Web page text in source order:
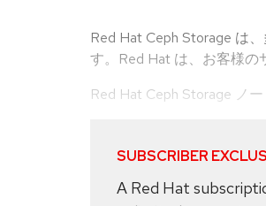
Red Hat Ceph Storage は
す。Red Hat は、お客様の
Red Hat Ceph Storage ノー
SUBSCRIBER
A Red Hat